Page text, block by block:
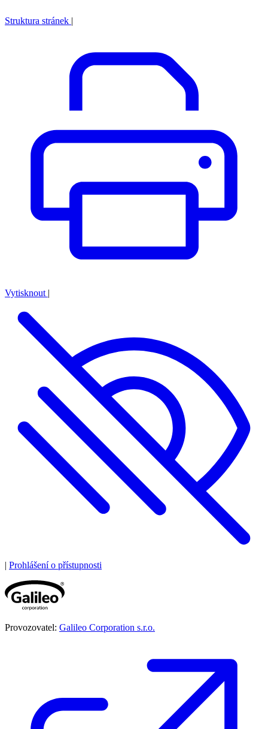
Struktura stránek |
Vytisknout |
| Prohlášení o přístupnosti
Provozovatel: Galileo Corporation s.r.o.